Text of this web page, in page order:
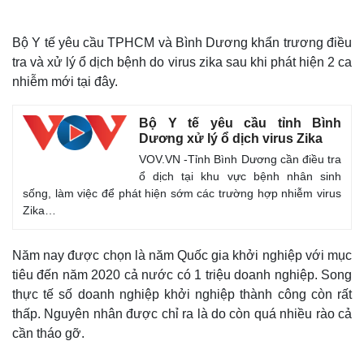
Quan sát
Cuộc sống đó đây
Hồ sơ
Video
Ảnh
Bộ Y tế yêu cầu TPHCM và Bình Dương khẩn trương điều
tra và xử lý ổ dịch bệnh do virus zika sau khi phát hiện 2 ca
nhiễm mới tại đây.
Bộ Y tế yêu cầu tỉnh Bình
Dương xử lý ổ dịch virus Zika
VOV.VN -Tỉnh Bình Dương cần điều tra
ổ dịch tại khu vực bệnh nhân sinh
sống, làm việc để phát hiện sớm các trường hợp nhiễm virus
Zika…
Năm nay được chọn là năm Quốc gia khởi nghiệp với mục
tiêu đến năm 2020 cả nước có 1 triệu doanh nghiệp. Song
thực tế số doanh nghiệp khởi nghiệp thành công còn rất
thấp. Nguyên nhân được chỉ ra là do còn quá nhiều rào cả
cần tháo gỡ.